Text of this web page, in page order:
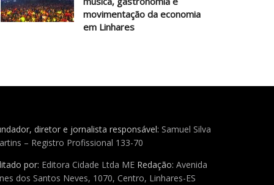
movimentação da economia
em Linhares
diretor e jornalista responsável: Samuel Silva
– Registro Profissional 133-70
por: Editora Cidade Ltda ME Redação: Avenida
dos Santos Neves, 1070, Centro, Linhares-ES